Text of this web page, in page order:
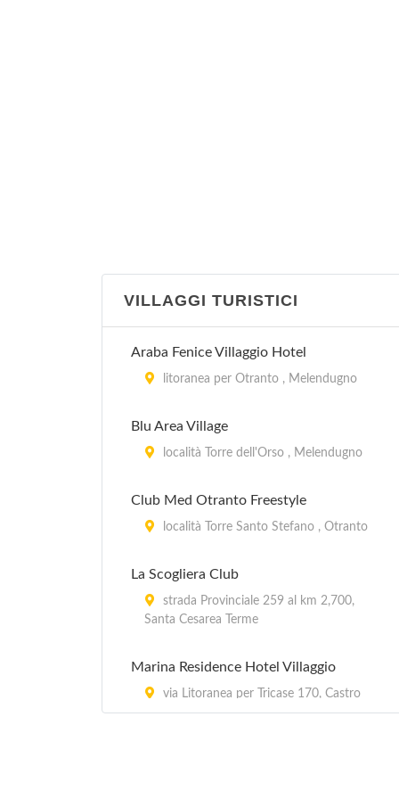
VILLAGGI TURISTICI
Araba Fenice Villaggio Hotel
litoranea per Otranto , Melendugno
Blu Area Village
località Torre dell'Orso , Melendugno
Club Med Otranto Freestyle
località Torre Santo Stefano , Otranto
La Scogliera Club
strada Provinciale 259 al km 2,700,
Santa Cesarea Terme
Marina Residence Hotel Villaggio
via Litoranea per Tricase 170, Castro